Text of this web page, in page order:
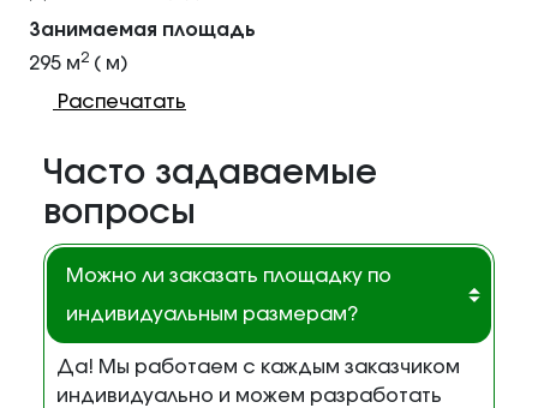
Занимаемая площадь
295 м2 ( м)
Распечатать
Часто задаваемые
вопросы
Можно ли заказать площадку по
индивидуальным размерам?
Да! Мы работаем с каждым заказчиком
индивидуально и можем разработать